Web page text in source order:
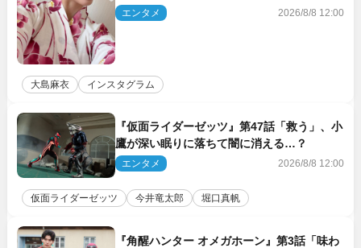
エンタメ 2026/8/8 12:00
大島麻衣 インスタグラム
『仮面ライダーゼッツ』第47話「救う」、小
鷹が深い眠りに落ちて闇に消える…？
エンタメ 2026/8/8 12:00
仮面ライダーゼッツ 今井竜太郎 堀口真帆
『角醒ハンター オメガホーン』第3話「味わ